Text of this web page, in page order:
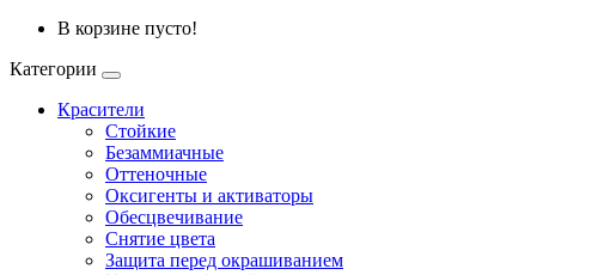
В корзине пусто!
Категории
Красители
Стойкие
Безаммиачные
Оттеночные
Оксигенты и активаторы
Обесцвечивание
Снятие цвета
Защита перед окрашиванием